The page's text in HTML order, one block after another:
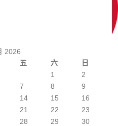
2026
五 六 日
1
2
7 8
9
14 15
16
21 22
23
28 29
30